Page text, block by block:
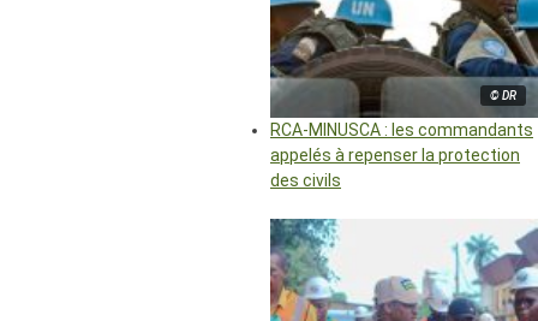
© DR
RCA-MINUSCA : les commandants
appelés à repenser la protection
des civils